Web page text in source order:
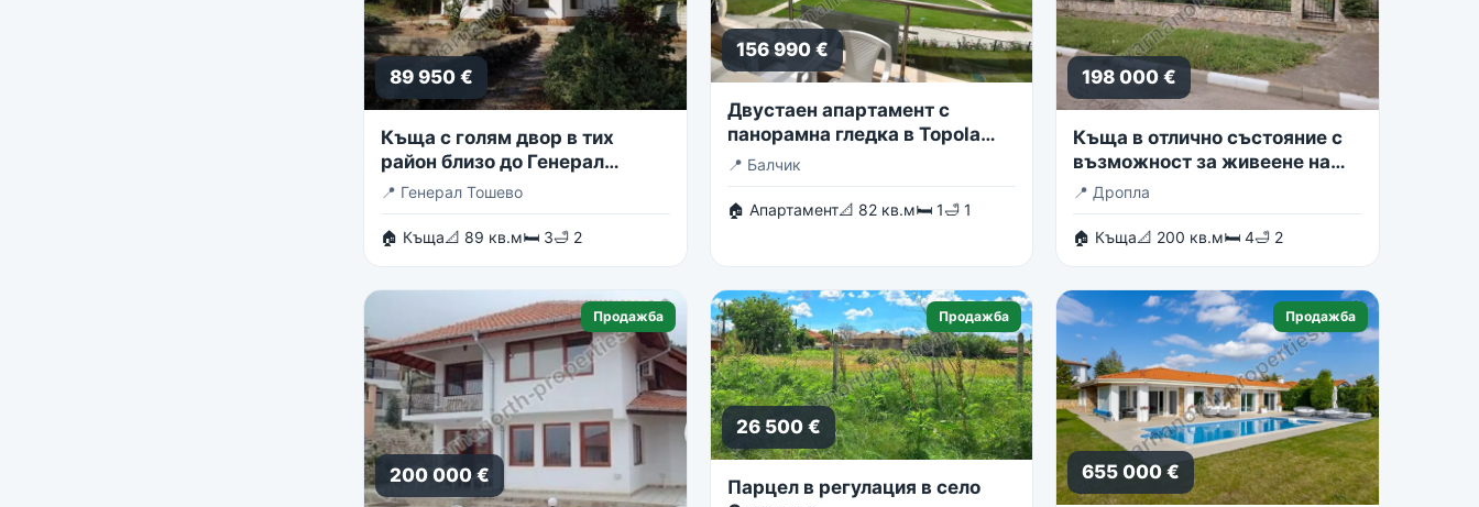
89 950 €
Къща с голям двор в тих
район близо до Генерал
Тошево
📍 Генерал Тошево
🏠 Къща📐 89 кв.м🛏 3🛁 2
156 990 €
Двустаен апартамент с
панорамна гледка в Topola
Skies
📍 Балчик
🏠 Апартамент📐 82 кв.м🛏 1🛁 1
198 000 €
Къща в отлично състояние с
възможност за живеене на
две семейства
📍 Дропла
🏠 Къща📐 200 кв.м🛏 4🛁 2
Продажба
200 000 €
Продажба
26 500 €
Парцел в регулация в село
Продажба
655 000 €